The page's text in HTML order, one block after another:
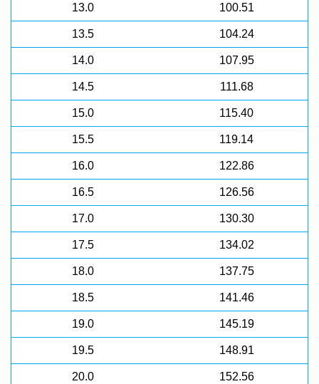
13.0 100.51
13.5 104.24
14.0 107.95
14.5 111.68
15.0 115.40
15.5 119.14
16.0 122.86
16.5 126.56
17.0 130.30
17.5 134.02
18.0 137.75
18.5 141.46
19.0 145.19
19.5 148.91
20.0 152.56